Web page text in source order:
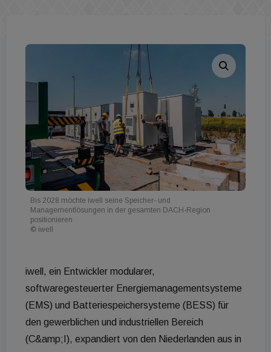
Bis 2028 möchte iwell seine Speicher- und
Managementlösungen in der gesamten DACH-Region
positionieren
© iwell
iwell, ein Entwickler modularer,
softwaregesteuerter Energiemanagementsysteme
(EMS) und Batteriespeichersysteme (BESS) für
den gewerblichen und industriellen Bereich
(C&amp;I), expandiert von den Niederlanden aus in